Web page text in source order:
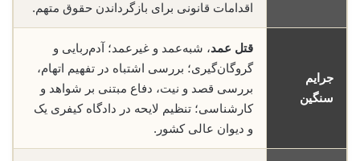
اقدامات قانونی برای بازگرداندن حقوق متهم.
جرایم
سنگین
قتل عمد، شبه‌عمد و غیرعمد؛ آدم‌ربایی و
گروگان‌گیری؛ بررسی اشتباه در تفهیم اتهام،
بررسی قصد و نیت، دفاع مبتنی بر شواهد و
کارشناسی؛ تنظیم لایحه در دادگاه کیفری یک
و دیوان عالی کشور.